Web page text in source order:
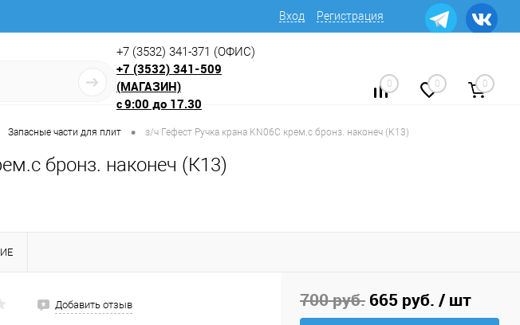
Вход Регистрация
+7 (3532) 341-371 (ОФИС)
+7 (3532) 341-509
(МАГАЗИН)
с9:00 до 17.30
0 0 0
Запасные части для плит • з/ч Гефест Ручка крана KN06C крем.с бронз. наконеч (К13)
бронз. наконеч (К13)
Добавить отзыв 700 руб. 665 руб. / шт